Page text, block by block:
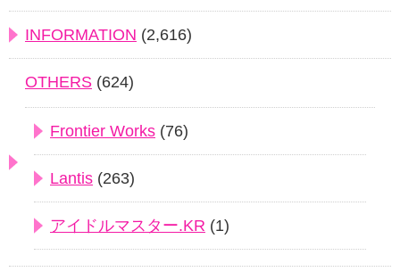
INFORMATION (2,616)
OTHERS (624)
Frontier Works (76)
Lantis (263)
アイドルマスター.KR (1)